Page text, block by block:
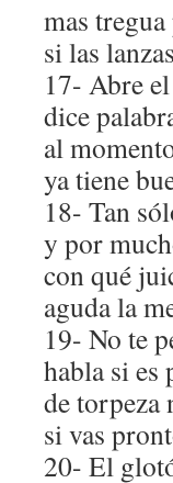
mas
si las
17- Abre
dice
al
ya tiene
18- Tan
y por
con qué
aguda la
19- No te
habla si es
de torpeza
si vas
20- El